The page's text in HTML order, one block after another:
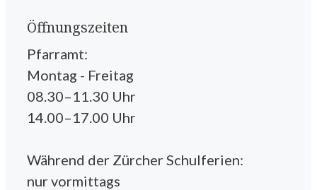
Öffnungszeiten
Pfarramt:
Montag - Freitag
08.30–11.30 Uhr
14.00–17.00 Uhr
Während der Zürcher Schulferien:
nur vormittags